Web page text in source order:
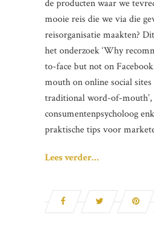
de producten waar we
mooie reis die we via die
reisorganisatie maakten?
het onderzoek ‘Why
to-face but not on
mouth on online social
traditional word-of-mouth’,
consumentenpsycholoog
praktische tips voor
Lees verder…